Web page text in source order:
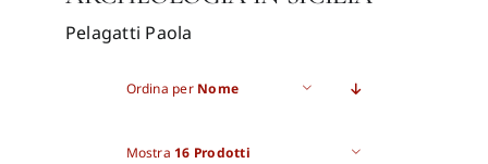
Pelagatti Paola
Ordina per Nome
Mostra 16 Prodotti